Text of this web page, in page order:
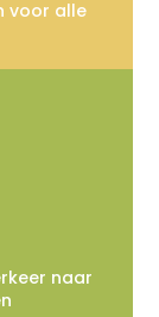
voor alle
naar